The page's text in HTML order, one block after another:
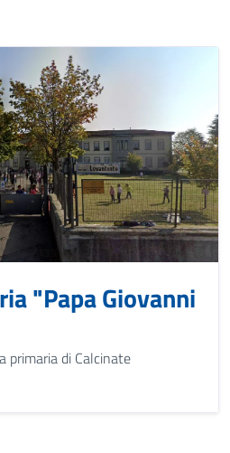
"Papa Giovanni
primaria di Calcinate
PRIMARIA DI CALCINATE